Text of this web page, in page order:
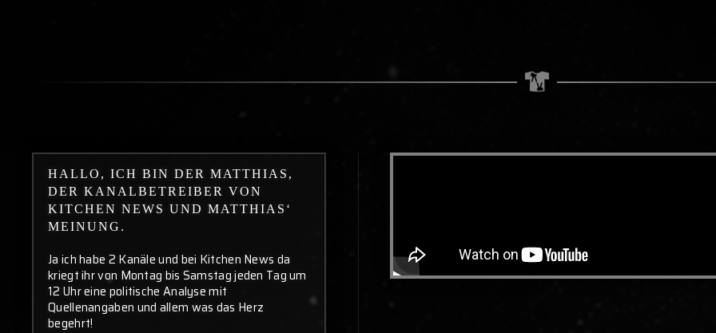
HALLO, ICH BIN DER MATTHIAS,
DER KANALBETREIBER VON
KITCHEN NEWS UND MATTHIAS‘
MEINUNG.
Ja ich habe 2 Kanäle und bei Kitchen News da
kriegt ihr von Montag bis Samstag jeden Tag um
12 Uhr eine politische Analyse mit
Quellenangaben und allem was das Herz
begehrt!